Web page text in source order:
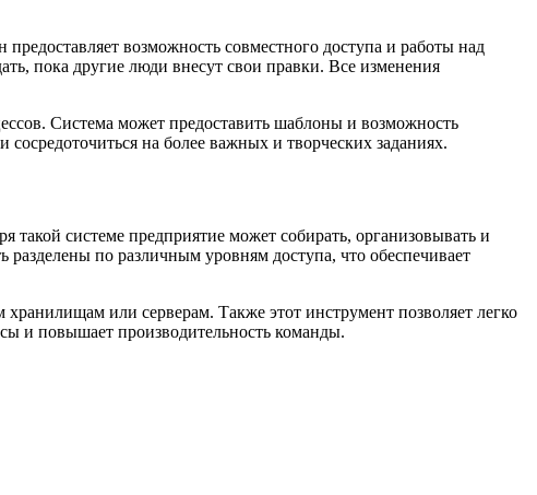
возможность совместного доступа и работы над
пока другие люди внесут свои правки. Все изменения
Система может предоставить шаблоны и возможность
на более важных и творческих заданиях.
системе предприятие может собирать, организовывать и
по различным уровням доступа, что обеспечивает
или серверам. Также этот инструмент позволяет легко
и повышает производительность команды.